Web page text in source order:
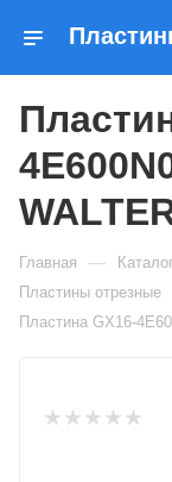
Главная — Каталог
Пластины отрезные
Пластина GX16-